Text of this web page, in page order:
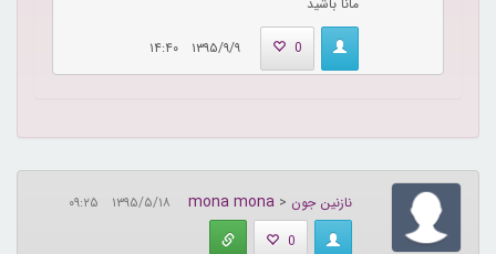
0 ۱۳۹۵/۹/۹ ۱۴:۴۰
نازنین جون <
mona mona
۱۳۹۵/۵/۱۸ ۰۹:۲۵
0